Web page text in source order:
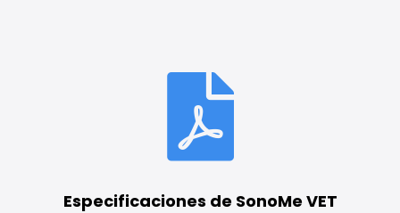
Especificaciones de SonoMe VET